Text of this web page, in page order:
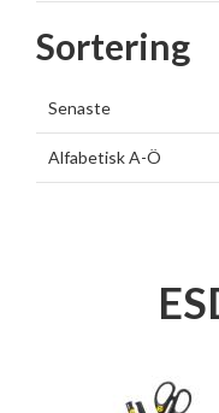
Sortering
Senaste
Alfabetisk A-Ö